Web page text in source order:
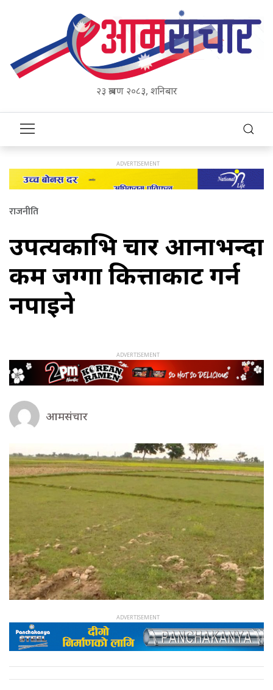
२३ श्रावण २०८३, शनिबार
राजनीति
उपत्यकाभित्र चार आनाभन्दा
कम जग्गा कित्ताकाट गर्न
नपाइने
आमसंचार